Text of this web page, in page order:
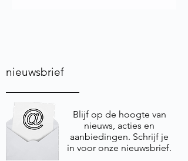
nieuwsbrief
Blijf op de hoogte van
nieuws, acties en
aanbiedingen. Schrijf je
in voor onze nieuwsbrief.